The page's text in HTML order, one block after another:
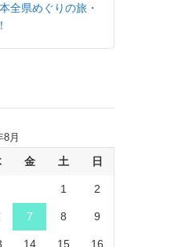
全県めぐりの旅・
8月
金 土 日
1 2
7 8 9
14 15 16